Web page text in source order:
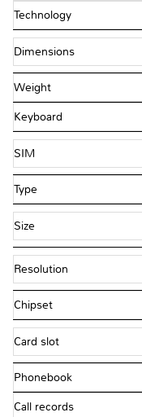
Technology
Dimensions
Weight
Keyboard
SIM
Type
Size
Resolution
Chipset
Card slot
Phonebook
Call records